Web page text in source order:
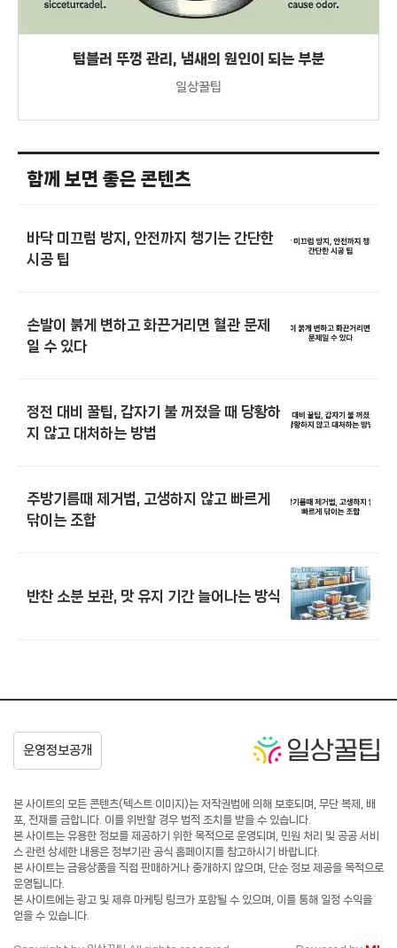
텀블러 뚜껑 관리, 냄새의 원인이 되는 부분
일상꿀팁
함께 보면 좋은 콘텐츠
바닥 미끄럼 방지, 안전까지 챙기는 간단한
시공 팁
손발이 붉게 변하고 화끈거리면 혈관 문제
일 수 있다
정전 대비 꿀팁, 갑자기 불 꺼졌을 때 당황하
지 않고 대처하는 방법
주방기름때 제거법, 고생하지 않고 빠르게
닦이는 조합
반찬 소분 보관, 맛 유지 기간 늘어나는 방식
본 사이트의 모든 콘텐츠(텍스트·이미지)는 저작권법에 의해 보호되며, 무단 복제, 배
포, 전재를 금합니다. 이를 위반할 경우 법적 조치를 받을 수 있습니다.
본 사이트는 유용한 정보를 제공하기 위한 목적으로 운영되며, 민원 처리 및 공공 서비
스 관련 상세한 내용은 정부기관 공식 홈페이지를 참고하시기 바랍니다.
본 사이트는 금융상품을 직접 판매하거나 중개하지 않으며, 단순 정보 제공을 목적으로
운영됩니다.
본 사이트에는 광고 및 제휴 마케팅 링크가 포함될 수 있으며, 이를 통해 일정 수익을
얻을 수 있습니다.